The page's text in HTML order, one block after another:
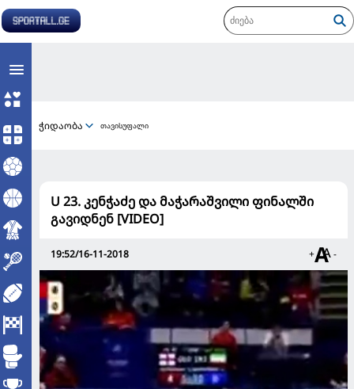
ჭიდაობა თავისუფალი
U 23. კენჭაძე და მაჭარაშვილი ფინალში
გავიდნენ [VIDEO]
19:52/16-11-2018 + -